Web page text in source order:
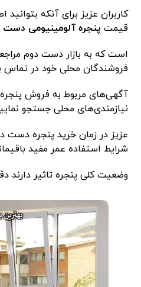
کاربران عزیز برای آنکه بتوانید
قیمت پنجره آلومینیومی دست
است که به بازار دست دوم
فروشندگان محلی خود در تماس
آگهی‌های مربوط به فروش پنجره
نیازمندی‌های محلی جستجو
عزیز در زمان خرید پنجره دست
شرایط استفاده عمر مفید
وضعیت کلی پنجره تاثیر دارند